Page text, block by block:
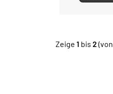
Zeige 1 bis 2 (von